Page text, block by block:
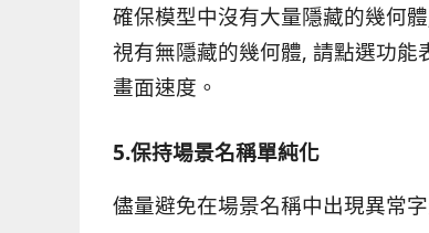
確保模型中沒有大量隱藏的幾何
視有無隱藏的幾何體, 請點選功能
畫面速度。
5.保持場景名稱單純化
儘量避免在場景名稱中出現異常